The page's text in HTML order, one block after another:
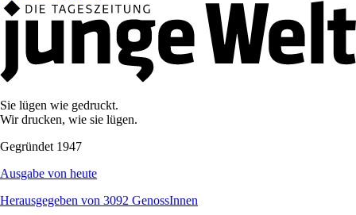
Sie lügen wie gedruckt.
Wir drucken, wie sie lügen.
Gegründet 1947
Ausgabe von heute
Herausgegeben von 3092 GenossInnen